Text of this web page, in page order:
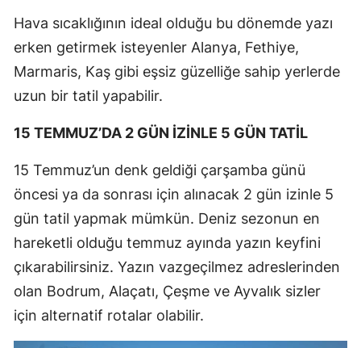
Hava sıcaklığının ideal olduğu bu dönemde yazı
erken getirmek isteyenler Alanya, Fethiye,
Marmaris, Kaş gibi eşsiz güzelliğe sahip yerlerde
uzun bir tatil yapabilir.
15 TEMMUZ’DA 2 GÜN İZİNLE 5 GÜN TATİL
15 Temmuz’un denk geldiği çarşamba günü
öncesi ya da sonrası için alınacak 2 gün izinle 5
gün tatil yapmak mümkün. Deniz sezonun en
hareketli olduğu temmuz ayında yazın keyfini
çıkarabilirsiniz. Yazın vazgeçilmez adreslerinden
olan Bodrum, Alaçatı, Çeşme ve Ayvalık sizler
için alternatif rotalar olabilir.